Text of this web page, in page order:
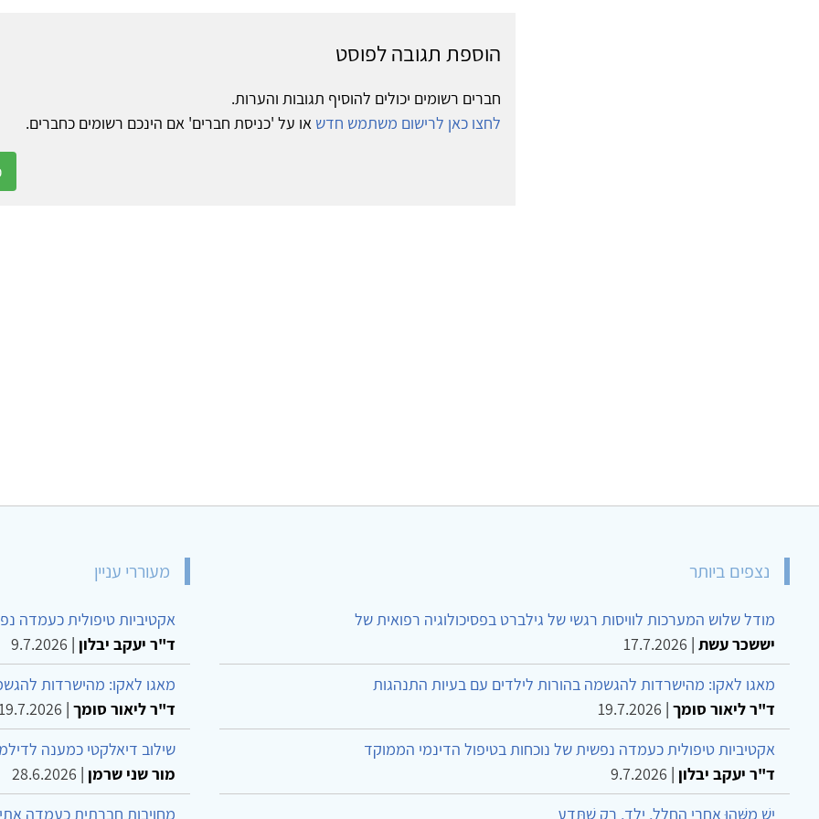
הוספת תגובה לפוסט
חברים רשומים יכולים להוסיף תגובות והערות.
לחצו כאן לרישום משתמש חדש או על 'כניסת חברים' אם הינכם רשומים כחברים.
נצפים ביותר
מודל שלוש המערכות לוויסות רגשי של גילברט בפסיכולוגיה רפואית של
יששכר עשת |
17.7.2026
מאגו לאקו: מהישרדות להגשמה בהורות לילדים עם בעיות התנהגות
ד"ר ליאור סומך |
19.7.2026
אקטיביות טיפולית כעמדה נפשית של נוכחות בטיפול הדינמי הממוקד
ד"ר יעקב יבלון |
9.7.2026
יֵשׁ מַשֶּׁהוּ אַחֲרֵי הֶחָלָל, יֶלֶד, רַק שֶׁתֵּדַע
מעוררי עניין
אקטיביות טיפולית כעמדה
ד"ר יעקב יבלון |
9.7.2026
מאגו לאקו: מהישרדות
ד"ר ליאור סומך |
שילוב דיאלקטי כמענה
מור שני שרמן |
28.6.2026
מחויבות חברתית כעמדה